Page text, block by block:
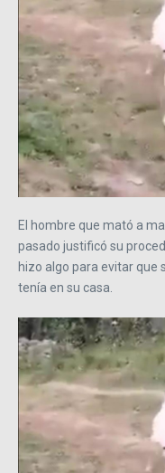
El hombre que mató a
pasado justificó su
hizo algo para evitar que
tenía en su casa.